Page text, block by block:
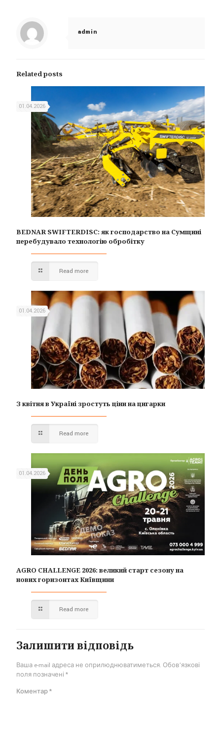
admin
Related posts
01.04.2026
BEDNAR SWIFTERDISC: як господарство на Сумщині
перебудувало технологію обробітку
Read more
01.04.2026
З квітня в Україні зростуть ціни на цигарки
Read more
01.04.2026
AGRO CHALLENGE 2026: великий старт сезону на
нових горизонтах Київщини
Read more
Залишити відповідь
Ваша e-mail адреса не оприлюднюватиметься. Обов’язкові
поля позначені *
Коментар*